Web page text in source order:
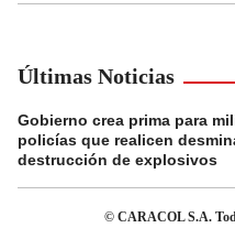
Últimas Noticias
Gobierno crea prima para
policías que realicen
destrucción de explosivos
© CARACOL S.A.